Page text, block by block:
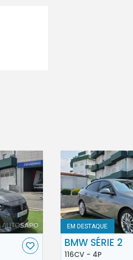
EM DESTAQUE
BMW SÉRIE 2
116CV - 4P